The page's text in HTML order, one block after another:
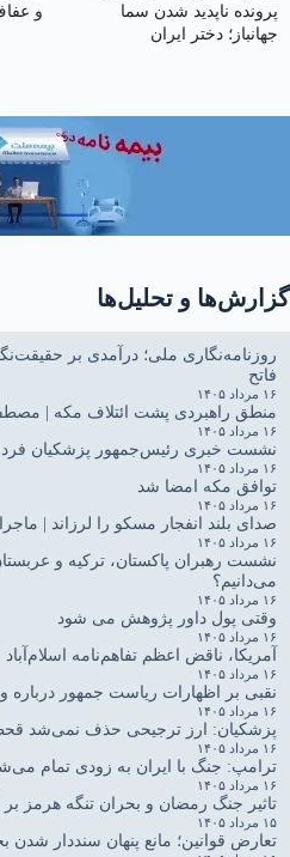
پرونده ناپدید شدن سما
جهانباز؛ دختر ایران
و
گزارش‌ها و تحلیل‌ها
روزنامه‌نگاری ملی؛ درآمدی بر
فاتح
۱۶ مرداد ۱۴۰۵
منطق راهبردی پشت ائتلاف مکه |
۱۶ مرداد ۱۴۰۵
نشست خبری رئیس‌جمهور پزشکیان
۱۶ مرداد ۱۴۰۵
توافق مکه امضا شد
۱۶ مرداد ۱۴۰۵
صدای بلند انفجار مسکو را لرزاند |
۱۶ مرداد ۱۴۰۵
نشست رهبران پاکستان، ترکیه و
می‌دانیم؟
۱۶ مرداد ۱۴۰۵
وقتی پول داور پژوهش می شود
۱۶ مرداد ۱۴۰۵
آمریکا، ناقض اعظم تفاهم‌نامه اسلام‌آباد
۱۶ مرداد ۱۴۰۵
نقبی بر اظهارات ریاست جمهور درباره
۱۶ مرداد ۱۴۰۵
پزشکیان: ارز ترجیحی حذف نمی‌شد
۱۶ مرداد ۱۴۰۵
ترامپ: جنگ با ایران به زودی تمام
۱۶ مرداد ۱۴۰۵
تاثیر جنگ رمضان و بحران تنگه هرمز بر
۱۵ مرداد ۱۴۰۵
تعارض قوانین؛ مانع پنهان سنددار